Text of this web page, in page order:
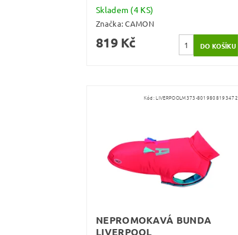
Skladem (4 KS)
Značka:CAMON
819 Kč
Kód:LIVERPOOLM373-8019808193472
NEPROMOKAVÁ BUNDA
LIVERPOOL